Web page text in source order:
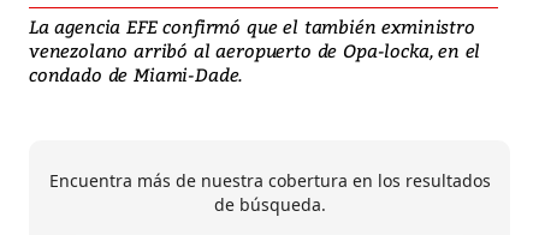
La agencia EFE confirmó que el también exministro
venezolano arribó al aeropuerto de Opa-locka, en el
condado de Miami-Dade.
Encuentra más de nuestra cobertura en los resultados
de búsqueda.